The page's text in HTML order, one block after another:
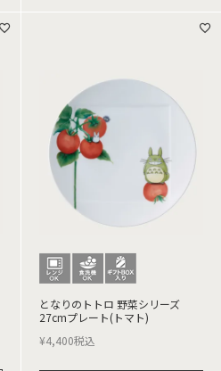
となりのトトロ 野菜シリーズ
27cmプレート(トマト)
¥4,400税込